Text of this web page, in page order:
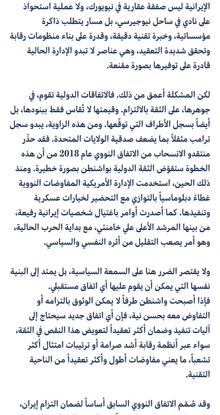
الإيرانية ليس صفقة عقارية في نيويورك، ولا عملية استحواذ
على نادي في ساحل نيوجيرسي، بل مسار يتطلب ذاكرة
مؤسساتية، وخبرة تقنية دقيقة، وقدرة على بناء منظومات رقابة
وتحقق شديدة التعقيد، وهي عناصر لا تبدو الإدارة الحالية
قادرة على توفيرها بصورة مقنعة.
لكن المشكلة أعمق من ذلك. فالاتفاقات الدولية تقوم، في
جوهرها، على الثقة بالالتزام. وقيمتها لا تُقاس فقط ببنودها، بل
أيضاً بسجل الأطراف التي توقّعها. ومن هذه الزاوية، يبدو سجل
ترامب مثقلاً بما يضعف صدقية الولايات المتحدة. فقد حذّر
منتقدو الانسحاب من الاتفاق النووي عام 2018 من أن هذه
الخطوة ستقوّض الثقة الدولية بواشنطن بصورة خطيرة. ومنذ
ذلك الحين، استخدمت الإدارة الأمريكية المفاوضات النووية
غطاءً دبلوماسياً بالتوازي مع التحضير لخيارات عسكرية
وتنفيذها. كما أصدرت أوامر باغتيال شخصيات إيرانية رفيعة،
من بينها المرشد الأعلى علي خامنئي، مع بداية الحرب الحالية،
وهو أمر يصعب التقليل من أثره النفسي والسياسي.
ولا يقتصر الضرر هنا على السمعة السياسية، بل يمتد إلى البنية
نفسها التي يمكن أن يقوم عليها أي اتفاق مستقبلي.
فإذا أصبحت واشنطن طرفاً لا يمكن الوثوق بالتزامه أو
التفاوض معه بحسن نية، فإن أي اتفاق جديد سيحتاج إلى
آليات تنفيذ وضمان أكثر تعقيداً لتعويض هذا النقص في الثقة،
سواء عبر أنظمة رقابة أشد صرامة أو ترتيبات امتثال أكثر
تشعباً، ما يعني مفاوضات أطول وأكثر تعقيداً من الناحية
التقنية.
وقد صُمّم الاتفاق النووي السابق أساساً لضمان التزام إيران،